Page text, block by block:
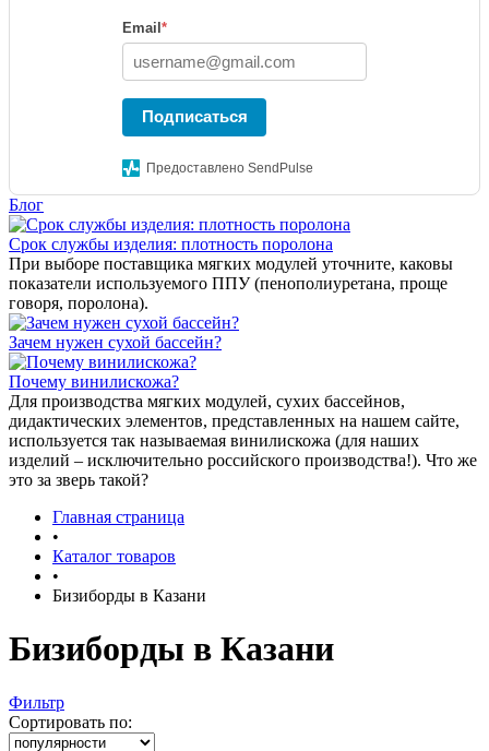
Email *
Подписаться
Предоставлено SendPulse
Блог
Срок службы изделия: плотность поролона
При выборе поставщика мягких модулей уточните, каковы
показатели используемого ППУ (пенополиуретана, проще
говоря, поролона).
Зачем нужен сухой бассейн?
Почему винилискожа?
Для производства мягких модулей, сухих бассейнов,
дидактических элементов, представленных на нашем сайте,
используется так называемая винилискожа (для наших
изделий – исключительно российского производства!). Что же
это за зверь такой?
Главная страница
•
Каталог товаров
•
Бизиборды в Казани
Бизиборды в Казани
Фильтр
Сортировать по: